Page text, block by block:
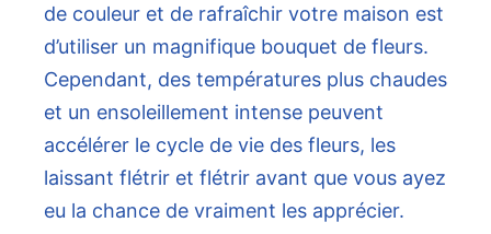
de couleur et de rafraîchir votre maison est
d’utiliser un magnifique bouquet de fleurs.
Cependant, des températures plus chaudes
et un ensoleillement intense peuvent
accélérer le cycle de vie des fleurs, les
laissant flétrir et flétrir avant que vous ayez
eu la chance de vraiment les apprécier.